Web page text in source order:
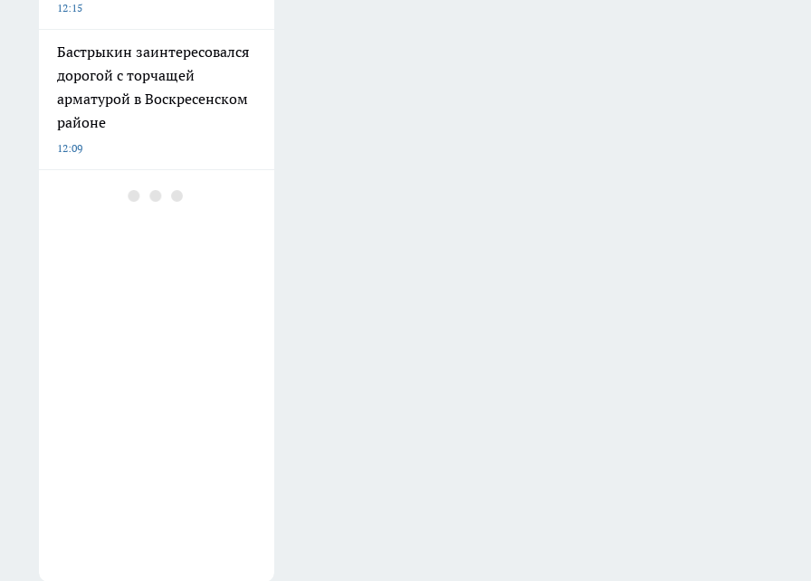
12:15
Бастрыкин заинтересовался
дорогой с торчащей
арматурой в Воскресенском
районе
12:09
Картофель в 2026 году